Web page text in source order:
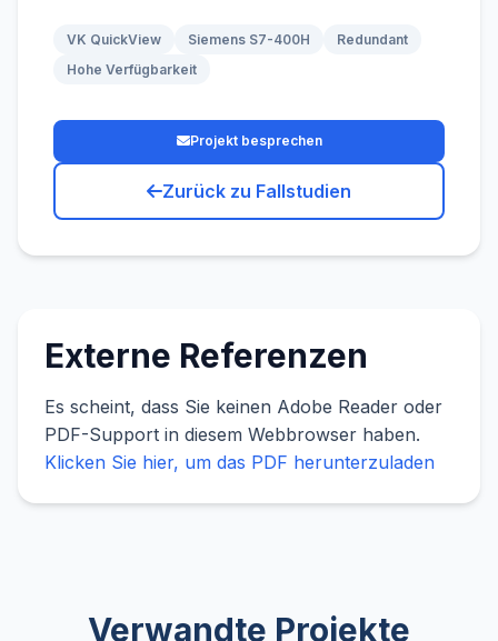
VK QuickView Siemens S7-400H
Redundant
Hohe Verfügbarkeit
Projekt besprechen
Zurück zu Fallstudien
Externe Referenzen
Es scheint, dass Sie keinen Adobe Reader oder
PDF-Support in diesem Webbrowser haben.
Klicken Sie hier, um das PDF herunterzuladen
Verwandte Projekte